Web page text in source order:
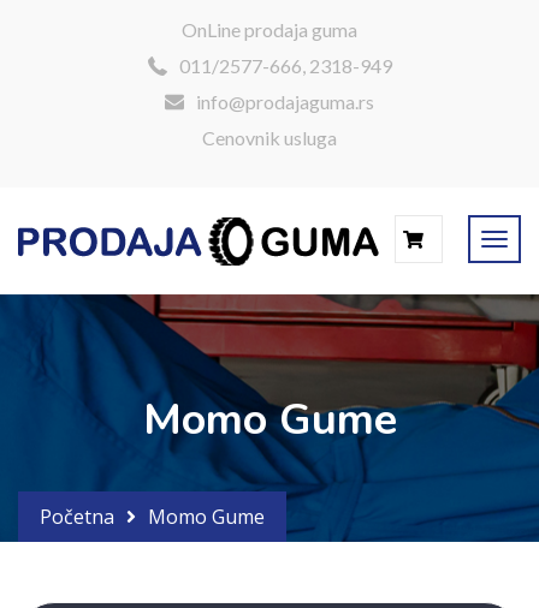
OnLine prodaja guma
011/2577-666, 2318-949
info@prodajaguma.rs
Cenovnik usluga
Momo Gume
Početna Momo Gume